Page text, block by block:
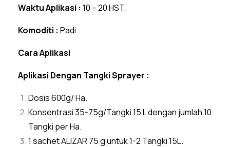
Waktu Aplikasi : 10 – 20 HST.
Komoditi : Padi
Cara Aplikasi
Aplikasi Dengan Tangki Sprayer :
Dosis 600g/ Ha.
Konsentrasi 35-75g/Tangki 15 L dengan jumlah 10
Tangki per Ha.
1 sachet ALIZAR 75 g untuk 1-2 Tangki 15L.